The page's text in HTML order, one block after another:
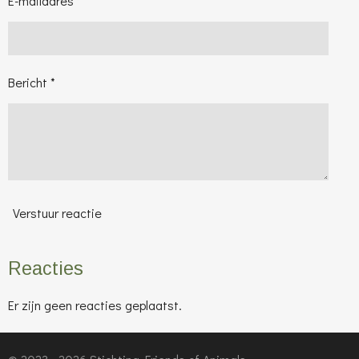
Bericht *
Verstuur reactie
Reacties
Er zijn geen reacties geplaatst.